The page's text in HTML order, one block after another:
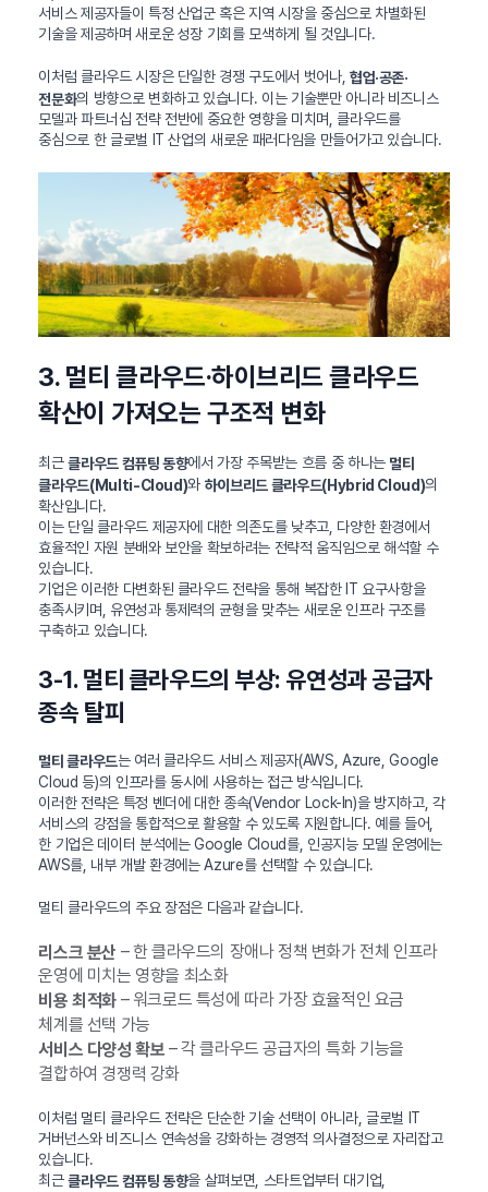
서비스 제공자들이 특정 산업군 혹은 지역 시장을 중심으로 차별화된
기술을 제공하며 새로운 성장 기회를 모색하게 될 것입니다.
이처럼 클라우드 시장은 단일한 경쟁 구도에서 벗어나, 협업·공존·
전문화의 방향으로 변화하고 있습니다. 이는 기술뿐만 아니라 비즈니스
모델과 파트너십 전략 전반에 중요한 영향을 미치며, 클라우드를
중심으로 한 글로벌 IT 산업의 새로운 패러다임을 만들어가고 있습니다.
3. 멀티 클라우드·하이브리드 클라우드
확산이 가져오는 구조적 변화
최근클라우드 컴퓨팅 동향에서 가장 주목받는 흐름 중 하나는 멀티
클라우드(Multi-Cloud)와 하이브리드 클라우드(Hybrid Cloud)의
확산입니다.
이는 단일 클라우드 제공자에 대한 의존도를 낮추고, 다양한 환경에서
효율적인 자원 분배와 보안을 확보하려는 전략적 움직임으로 해석할 수
있습니다.
기업은 이러한 다변화된 클라우드 전략을 통해 복잡한 IT 요구사항을
충족시키며, 유연성과 통제력의 균형을 맞추는 새로운 인프라 구조를
구축하고 있습니다.
3-1. 멀티 클라우드의 부상: 유연성과 공급자
종속 탈피
멀티 클라우드는 여러 클라우드 서비스 제공자(AWS, Azure, Google
Cloud 등)의 인프라를 동시에 사용하는 접근 방식입니다.
이러한 전략은 특정 벤더에 대한 종속(Vendor Lock-In)을 방지하고, 각
서비스의 강점을 통합적으로 활용할 수 있도록 지원합니다. 예를 들어,
한 기업은 데이터 분석에는 Google Cloud를, 인공지능 모델 운영에는
AWS를, 내부 개발 환경에는 Azure를 선택할 수 있습니다.
멀티 클라우드의 주요 장점은 다음과 같습니다.
리스크 분산 – 한 클라우드의 장애나 정책 변화가 전체 인프라
운영에 미치는 영향을 최소화
비용 최적화– 워크로드 특성에 따라 가장 효율적인 요금
체계를 선택 가능
서비스 다양성 확보 – 각 클라우드 공급자의 특화 기능을
결합하여 경쟁력 강화
이처럼 멀티 클라우드 전략은 단순한 기술 선택이 아니라, 글로벌 IT
거버넌스와 비즈니스 연속성을 강화하는 경영적 의사결정으로 자리잡고
있습니다.
최근클라우드 컴퓨팅 동향을 살펴보면, 스타트업부터 대기업,